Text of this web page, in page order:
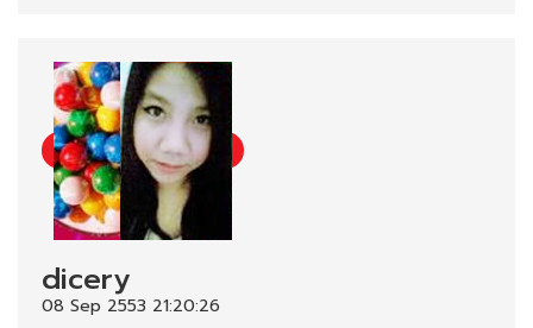
dicery
08 Sep 2553 21:20:26